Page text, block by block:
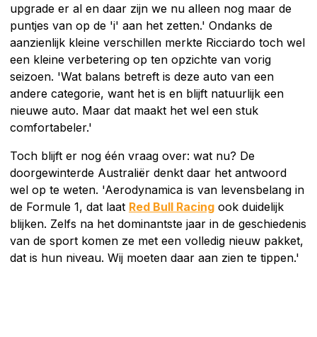
upgrade er al en daar zijn we nu alleen nog maar de
puntjes van op de 'i' aan het zetten.' Ondanks de
aanzienlijk kleine verschillen merkte Ricciardo toch wel
een kleine verbetering op ten opzichte van vorig
seizoen. 'Wat balans betreft is deze auto van een
andere categorie, want het is en blijft natuurlijk een
nieuwe auto. Maar dat maakt het wel een stuk
comfortabeler.'
Toch blijft er nog één vraag over: wat nu? De
doorgewinterde Australiër denkt daar het antwoord
wel op te weten. 'Aerodynamica is van levensbelang in
de Formule 1, dat laat Red Bull Racing ook duidelijk
blijken. Zelfs na het dominantste jaar in de geschiedenis
van de sport komen ze met een volledig nieuw pakket,
dat is hun niveau. Wij moeten daar aan zien te tippen.'